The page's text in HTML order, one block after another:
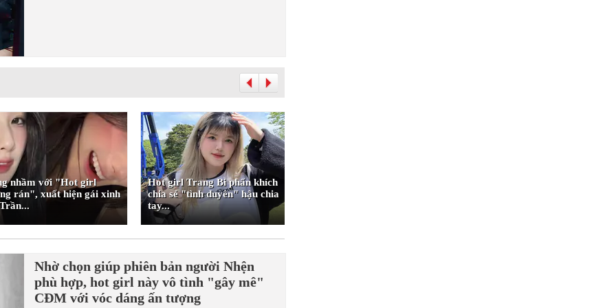
nhầm với "Hot girl
rán", xuất hiện gái xinh
Hot girl Trang Bi phấn khích
chia sẻ "tình duyên" hậu chia
tay...
Nhờ chọn giúp phiên bản người Nhện
phù hợp, hot girl này vô tình "gây mê"
CĐM với vóc dáng ấn tượng